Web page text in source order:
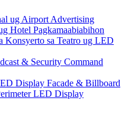
ug Airport Advertising
Hotel Pagkamaabiabihon
Konsyerto sa Teatro ug LED
& Security Command
Display Facade & Billboard
LED Display